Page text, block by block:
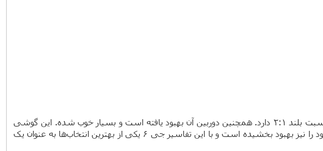
ال‌ جی G6 دوران جدیدی برای ال‌جی است. ال‌جی دوباره برای گوشی‌های پرچمدارش بر طراحی تمرکز کرده است. جی 6 صفحه نمایش با نسبت بلند 2:1 دارد. همچنین دوربین آن بهبود یافته است و بسیار خوب شده. این گوشی
دارای دوربین 13 مگاپیکسلی دوگانه است و برای ثبت تصاویر و زوم کردن روی آن‌ها بسیار مناسب است. همچنین ال‌جی باتری این محصول خود را نیز بهبود بخشیده است و با این تفاسیر جی 6 یکی از بهترین انتخاب‌ها به عنوان یک